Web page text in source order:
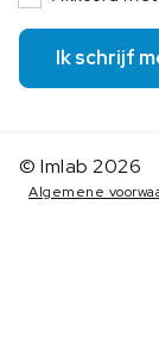
Ik schrijf
© Imlab 2026
Algemene